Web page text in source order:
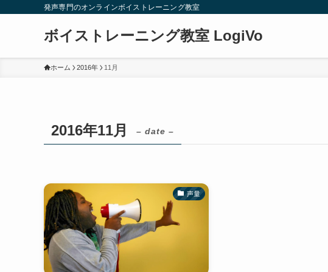
発声専門のオンラインボイストレーニング教室
ボイストレーニング教室 LogiVo
ホーム 2016年 11月
2016年11月 – date –
声量